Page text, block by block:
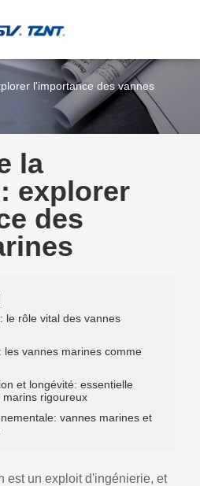
l'importance des vannes
la
explorer
des
le rôle vital des vannes
vannes marines comme
et longévité: essentielle
rigoureux
vannes marines et
est un exploit d'ingénierie, et